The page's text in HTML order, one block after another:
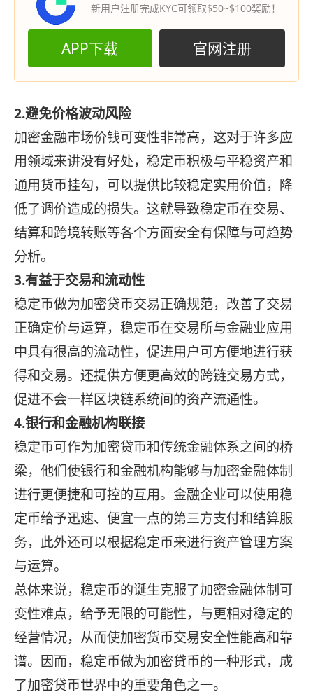
新用户注册完成KYC可领取$50~$100奖励！
APP下载 官网注册
2.避免价格波动风险
加密金融市场价钱可变性非常高，这对于许多应
用领域来讲没有好处，稳定币积极与平稳资产和
通用货币挂勾，可以提供比较稳定实用价值，降
低了调价造成的损失。这就导致稳定币在交易、
结算和跨境转账等各个方面安全有保障与可趋势
分析。
3.有益于交易和流动性
稳定币做为加密贷币交易正确规范，改善了交易
正确定价与运算，稳定币在交易所与金融业应用
中具有很高的流动性，促进用户可方便地进行获
得和交易。还提供方便更高效的跨链交易方式，
促进不会一样区块链系统间的资产流通性。
4.银行和金融机构联接
稳定币可作为加密贷币和传统金融体系之间的桥
梁，他们使银行和金融机构能够与加密金融体制
进行更便捷和可控的互用。金融企业可以使用稳
定币给予迅速、便宜一点的第三方支付和结算服
务，此外还可以根据稳定币来进行资产管理方案
与运算。
总体来说，稳定币的诞生克服了加密金融体制可
变性难点，给予无限的可能性，与更相对稳定的
经营情况，从而使加密货币交易安全性能高和靠
谱。因而，稳定币做为加密贷币的一种形式，成
了加密贷币世界中的重要角色之一。